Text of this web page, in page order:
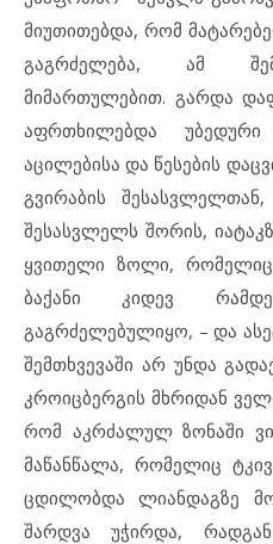
მიუთითებდა, რომ
გაგრძელება, ამ
მიმართულებით. გარდა
აფრთხილებდა უბედური
აცილებისა და წესების
გვირაბის
შესასვლელს შორის,
ყვითელი ზოლი,
ბაქანი კიდევ
გაგრძელებულიყო, – და
შემთხვევაში არ უნდა
კროიცბერგის მხრიდან
რომ აკრძალულ ზონაში
მაწანწალა, რომელიც
ცდილობდა ლიანდაგზე
შარდვა უჭირდა,